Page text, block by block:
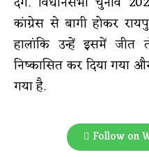
कांग्रेस से बागी होकर
हालांकि उन्हें इसमें जीत
निष्कासित कर दिया गया
गया है.
Follow on